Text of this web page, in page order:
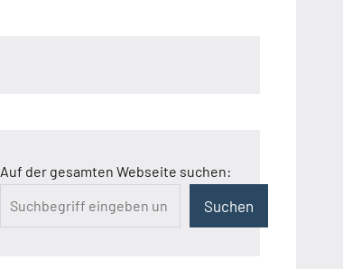
Auf der gesamten Webseite suchen:
Suchen